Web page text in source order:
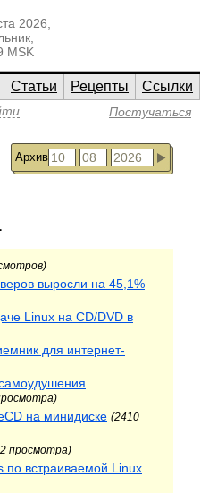
2026,
MSK
Статьи Рецепты
Ссылки
Постучаться
Архив
выросли на 45,1%
Linux на CD/DVD в
для интернет-
на минидиске (2410
просмотра)
по встраиваемой Linux